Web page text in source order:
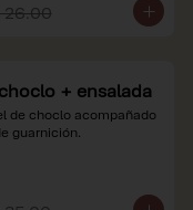
26.00
+ ensalada
de choclo acompañado
guarnición.